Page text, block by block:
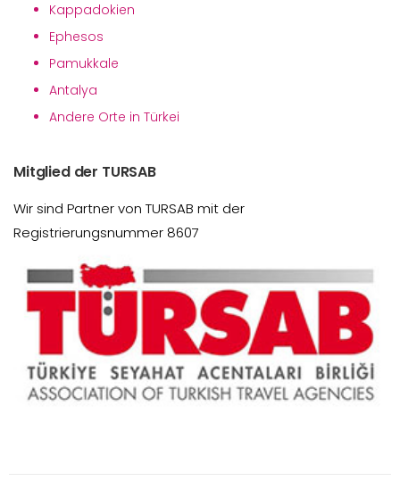
Kappadokien
Ephesos
Pamukkale
Antalya
Andere Orte in Türkei
Mitglied der TURSAB
Wir sind Partner von TURSAB mit der
Registrierungsnummer 8607